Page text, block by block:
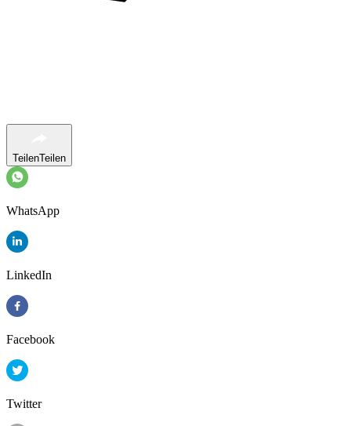
TeilenTeilen
WhatsApp
LinkedIn
Facebook
Twitter